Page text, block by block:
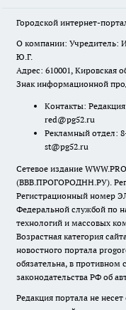
Городской интернет-
О компании: Учредитель:
Ю.Г.
Адрес: 610001, Кировская
Знак информационной
Контакты:
red@pg52.ru
Рекламный отдел:
st@pg52.ru
Сетевое издание
(ВВВ.ПРОГОРОДНН.РУ).
Регистрационный номер
Федеральной службой по
технологий и массовых
Возрастная категория
новостного портала
обязательна, в противном
законодательства РФ об
Редакция портала не